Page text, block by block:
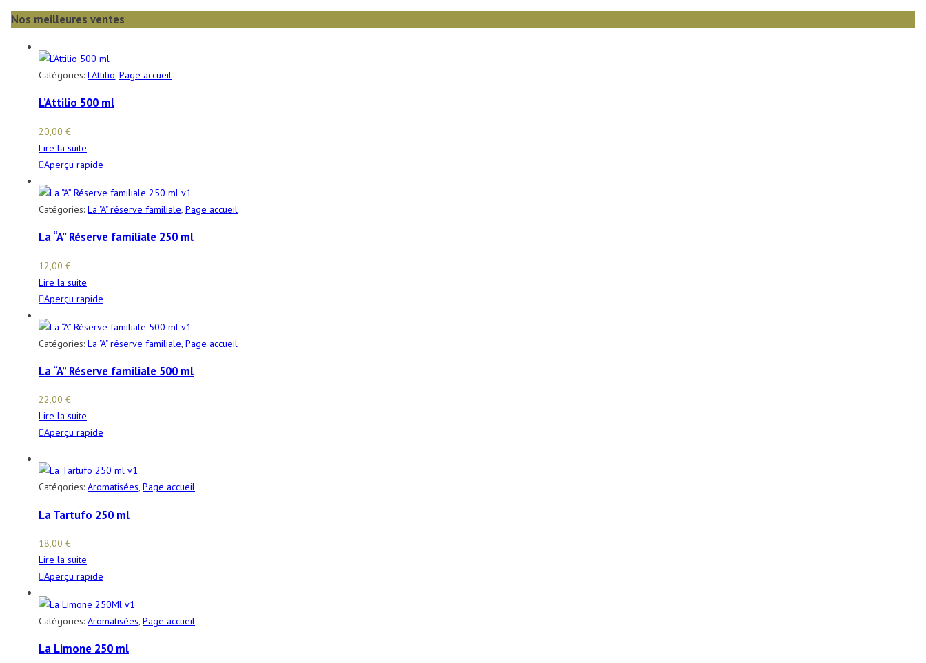
Nos meilleures ventes
Catégories: L'Attilio, Page accueil
L’Attilio 500 ml
20,00 €
Lire la suite
Aperçu rapide
Catégories: La "A" réserve familiale, Page accueil
La “A” Réserve familiale 250 ml
12,00 €
Lire la suite
Aperçu rapide
Catégories: La "A" réserve familiale Page accueil
La “A” Réserve familiale 500 ml
22,00 €
Lire la suite
Aperçu rapide
Catégories: Aromatisées, Page accueil
La Tartufo 250 ml
18,00 €
Lire la suite
Aperçu rapide
Catégories: Aromatisées, Page accueil
La Limone 250 ml